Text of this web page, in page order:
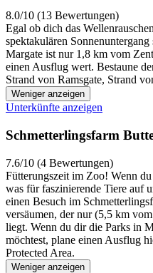
8.0/10 (13 Bewertungen)
Egal ob dich das
spektakulären
Margate ist nur 1,8 km vom
einen Ausflug wert. Bestaune
Strand von Ramsgate, Strand
Weniger anzeigen
Unterkünfte anzeigen
Schmetterlingsfarm
7.6/10 (4 Bewertungen)
Fütterungszeit im Zoo! Wenn
was für faszinierende Tiere auf
einen Besuch im
versäumen, der nur (5,5 km
liegt. Wenn du dir die Parks in
möchtest, plane einen Ausflug
Protected Area.
Weniger anzeigen